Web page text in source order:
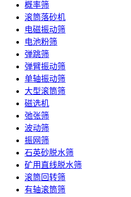
概率筛
滚筒落砂机
电磁振动筛
电池粉筛
弹跳筛
弹臂振动筛
单轴振动筛
大型滚筒筛
磁选机
弛张筛
波动筛
振网筛
石英砂脱水筛
矿用直线脱水筛
滚筒回转筛
有轴滚筒筛